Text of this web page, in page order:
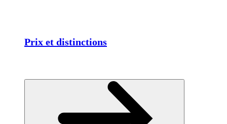
Prix et distinctions